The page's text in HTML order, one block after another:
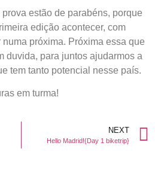
estão de parabéns, porque
edição acontecer, com
próxima. Próxima essa que
duvida, para juntos ajudarmos a
tem tanto potencial nesse país.
em turma!
NEXT
Hello Madrid!{Day 1 biketrip}